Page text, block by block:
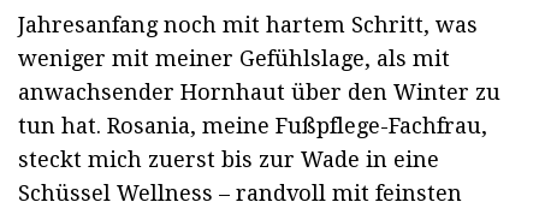
Jahresanfang noch mit hartem Schritt, was
weniger mit meiner Gefühlslage, als mit
anwachsender Hornhaut über den Winter zu
tun hat. Rosania, meine Fußpflege-Fachfrau,
steckt mich zuerst bis zur Wade in eine
Schüssel Wellness – randvoll mit feinsten